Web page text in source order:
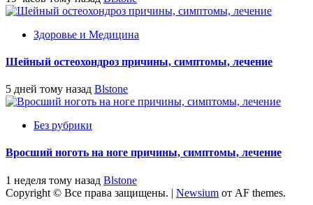
Здоровье и Медицина
Шейный остеохондроз причины, симптомы, лечение
5 дней тому назад Blstone
Без рубрики
Вросший ноготь на ноге причины, симптомы, лечение
1 неделя тому назад Blstone
Copyright © Все права защищены. | Newsium от AF themes.